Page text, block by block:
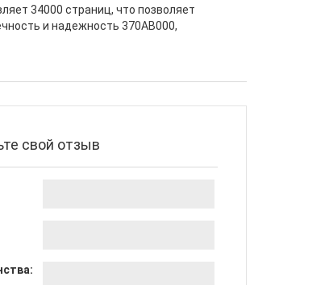
34000 страниц, что позволяет
и надежность 370AB000,
свой отзыв